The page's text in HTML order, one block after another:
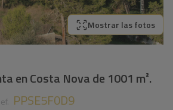
Mostrar las fotos
en Costa Nova de 1001 m².
PPSE5F0D9